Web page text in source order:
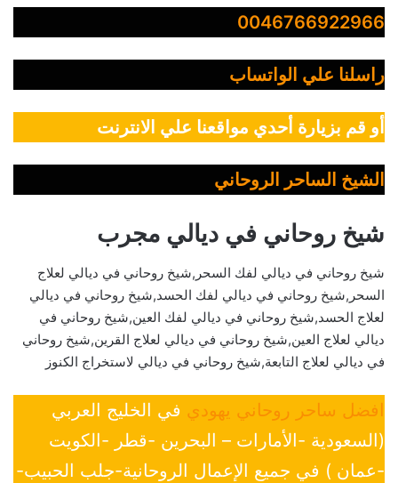
0046766922966
راسلنا علي الواتساب
أو قم بزيارة أحدي مواقعنا علي الانترنت
الشيخ الساحر الروحاني
شيخ روحاني في ديالي مجرب
شيخ روحاني في ديالي لفك السحر,شيخ روحاني في ديالي لعلاج
السحر,شيخ روحاني في ديالي لفك الحسد,شيخ روحاني في ديالي
لعلاج الحسد,شيخ روحاني في ديالي لفك العين,شيخ روحاني في
ديالي لعلاج العين,شيخ روحاني في ديالي لعلاج القرين,شيخ روحاني
في ديالي لعلاج التابعة,شيخ روحاني في ديالي لاستخراج الكنوز
افضل ساحر روحاني يهودي في الخليج العربي
(السعودية -الأمارات – البحرين -قطر -الكويت
-عمان ) في جميع الإعمال الروحانية-جلب الحبيب-